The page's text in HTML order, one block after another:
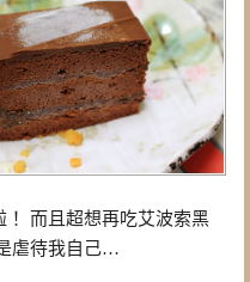
而且超想再吃艾波索黑
虐待我自己…